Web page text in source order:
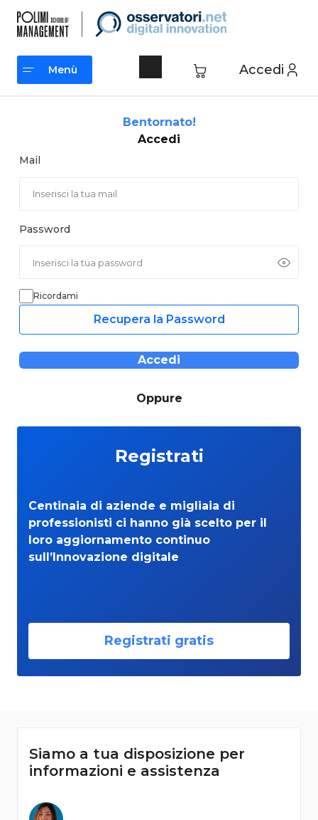
contenuto
Accedi
Menù
Bentornato!
Accedi
Mail
Password
Ricordami
Recupera la Password
Accedi
Oppure
Registrati
Centinaia di aziende e migliaia di
professionisti ci hanno già scelto per il
loro aggiornamento continuo
sull’Innovazione digitale
Registrati gratis
Siamo a tua disposizione per
informazioni e assistenza